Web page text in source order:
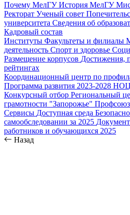
Почему МелГУИстория МелГУ
Ректорат Ученый совет
университета Сведения об
Кадровый состав
Институты Факультеты и филиалы
деятельность Спорт и здоровье
Размещение корпусов Достижения,
рейтингах
Координационный центр по
Программа развития 2023-2028 НОЦ
Конкурсный отбор Региональный
грамотности "Запорожье" Профсоюз
Сервисы Доступная среда
самообследовании за 2025
работников и обучающихся 2025
Назад